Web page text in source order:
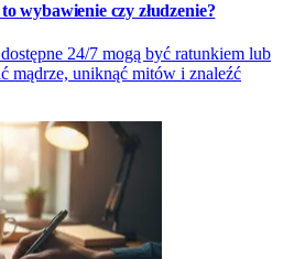
wybawienie czy złudzenie?
24/7 mogą być ratunkiem lub
mądrze, uniknąć mitów i znaleźć